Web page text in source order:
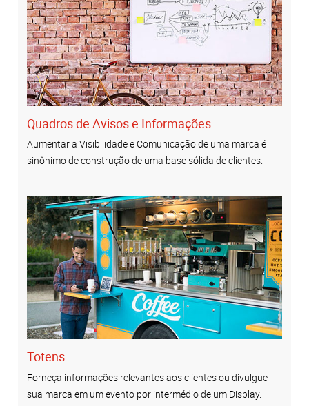
Quadros de Avisos e Informações
Aumentar a Visibilidade e Comunicação de uma marca é
sinônimo de construção de uma base sólida de clientes.
Totens
Forneça informações relevantes aos clientes ou divulgue
sua marca em um evento por intermédio de um Display.